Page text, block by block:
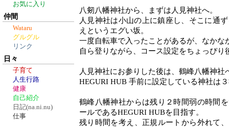
お気に入り
仲間
Wataru
グルグル
リンク
日々
子育て
人生行路
健康
自己紹介
日記(na.ni.nu)
仕事
八剱八幡神社から、まずは人見神社へ。
人見神社は小山の上に鎮座し、そこに通
えというエグい坂。
一度自転車で入ったことがあるが、なかな
自ら登りながら、コース設定をちょっぴり
人見神社にお参りした後は、鶴峰八幡神社
HEGURI HUB 手前に設定している神社は
鶴峰八幡神社からは残り２時間弱の時間
ールであるHEGURI HUBを目指す。
残り時間を考え、正規ルートから外れて